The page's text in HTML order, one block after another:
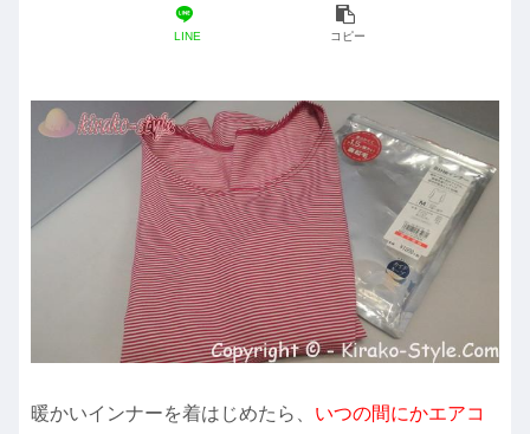
LINE コピー
暖かいインナーを着はじめたら、 いつの間にかエアコ